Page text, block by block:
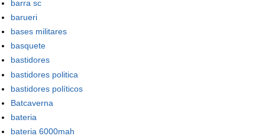
barra sc
barueri
bases militares
basquete
bastidores
bastidores politica
bastidores políticos
Batcaverna
bateria
bateria 6000mah